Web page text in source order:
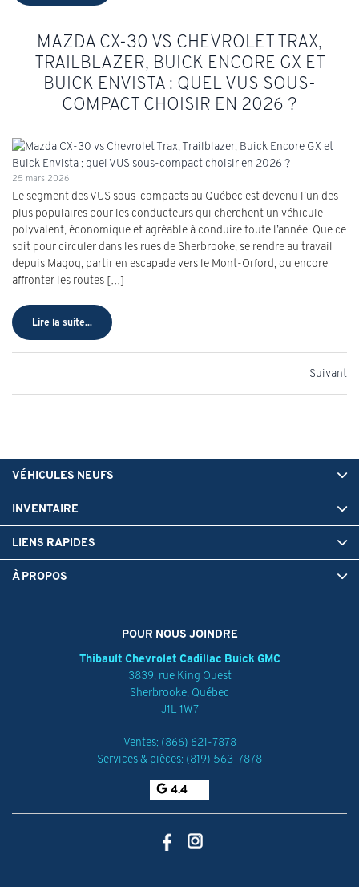
MAZDA CX-30 VS CHEVROLET TRAX,
TRAILBLAZER, BUICK ENCORE GX ET
BUICK ENVISTA : QUEL VUS SOUS-
COMPACT CHOISIR EN 2026 ?
25 mars 2026
Le segment des VUS sous-compacts au Québec est devenu l’un des
plus populaires pour les conducteurs qui cherchent un véhicule
polyvalent, économique et agréable à conduire toute l’année. Que ce
soit pour circuler dans les rues de Sherbrooke, se rendre au travail
depuis Magog, partir en escapade vers le Mont-Orford, ou encore
affronter les routes […]
Lire la suite...
Suivant
POUR NOUS JOINDRE
Thibault Chevrolet Cadillac Buick GMC
3839, rue King Ouest
Sherbrooke Québec
J1L 1W7
Ventes: (866) 621-7878
Services & pièces: (819) 563-7878
4.4
VÉHICULES NEUFS
INVENTAIRE
LIENS RAPIDES
À PROPOS